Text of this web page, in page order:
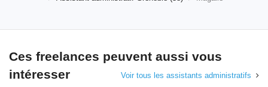
Ces freelances peuvent aussi vous
intéresser
Voir tous les assistants administratifs